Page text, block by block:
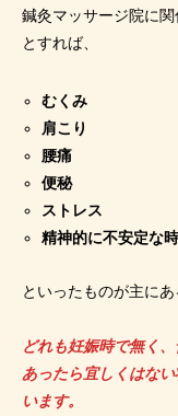
鍼灸マッサージ院に
とすれば、
むくみ
肩こり
腰痛
便秘
ストレス
精神的に不安定な
といったものが主にあ
どれも妊娠時で無く
あったら宜しくはな
います。